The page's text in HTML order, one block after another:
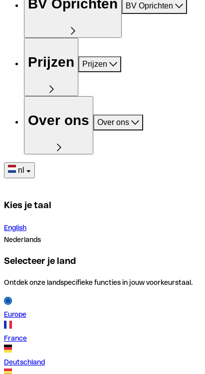
BV Oprichten BV Oprichten
Prijzen Prijzen
Over ons Over ons
nl
Kies je taal
English
Nederlands
Selecteer je land
Ontdek onze landspecifieke functies in jouw voorkeurstaal.
Europe
France
Deutschland